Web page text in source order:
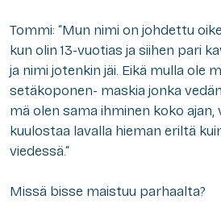
Tommi: “Mun nimi on johdettu
kun olin 13-vuotias ja siihen pari
ja nimi jotenkin jäi. Eikä mulla ole
setäkoponen- maskia jonka
mä olen sama ihminen koko ajan,
kuulostaa lavalla hieman eriltä
viedessä.“
Missä bisse maistuu parhaalta?